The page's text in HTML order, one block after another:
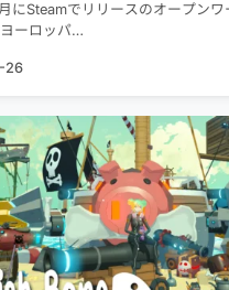
にSteamでリリースのオープンワ
ーロッパ…
26